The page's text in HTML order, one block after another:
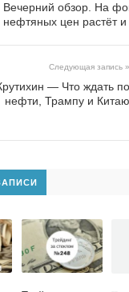
Вечерний обзор. На
нефтяных цен растёт
Следующая запись »
— Что ждать по
нефти, Трампу и Китаю